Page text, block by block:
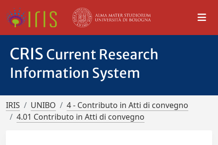
CRIS Current Research
Information System
IRIS UNIBO
4 - Contributo in Atti di convegno
4.01 Contributo in Atti di convegno